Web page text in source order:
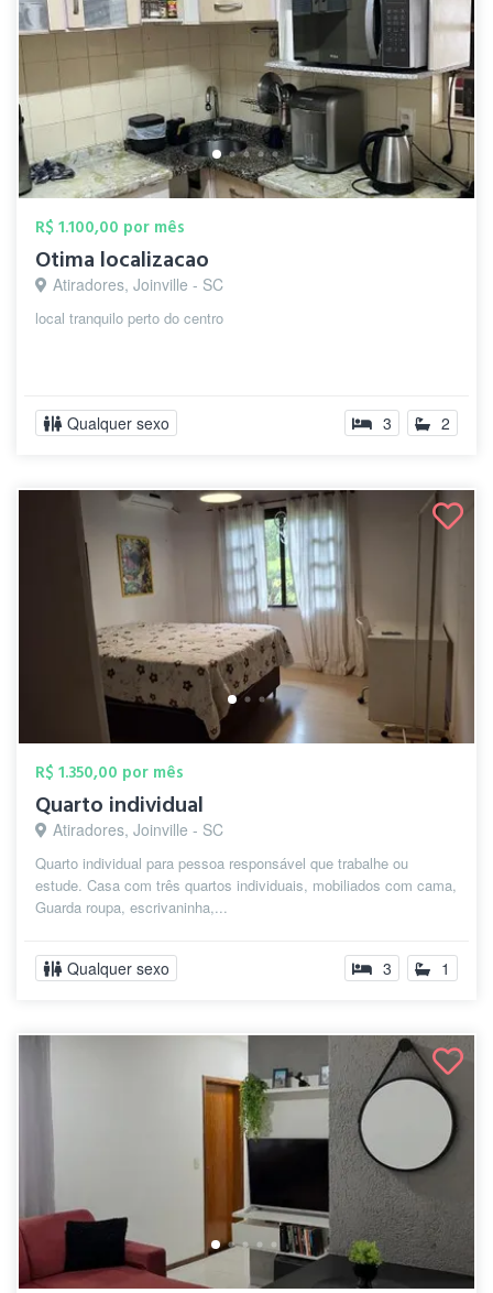
R$ 1.100,00 por mês
Otima localizacao
Atiradores, Joinville - SC
local tranquilo perto do centro
Qualquer sexo 3 2
R$ 1.350,00 por mês
Quarto individual
Atiradores, Joinville - SC
Quarto individual para pessoa responsável que trabalhe ou
estude. Casa com três quartos individuais, mobiliados com cama,
Guarda roupa, escrivaninha,...
Qualquer sexo 3 1